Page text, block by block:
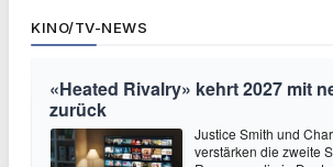
KINO/TV-NEWS
«Heated Rivalry» kehrt 2027 mit
zurück
Justice Smith und
verstärken die zweite